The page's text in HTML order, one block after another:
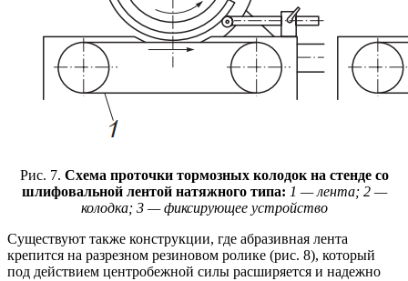
Рис. 7. Схема проточки тормозных колодок на стенде со
шлифовальной лентой натяжного типа: 1 — лента; 2 —
колодка; 3 — фиксирующее устройство
Существуют также конструкции, где абразивная лента
крепится на разрезном резиновом ролике (рис. 8), который
под действием центробежной силы расширяется и надежно